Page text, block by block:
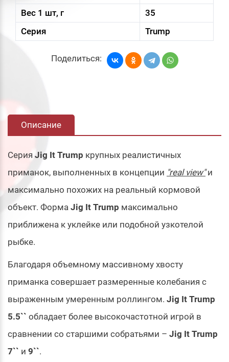
Вес 1 шт, г
35
Серия
Trump
Поделиться:
Описание
Серия Jig It Trump крупных реалистичных
приманок, выполненных в концепции "real view" и
максимально похожих на реальный кормовой
объект. Форма Jig It Trump максимально
приближена к уклейке или подобной узкотелой
рыбке.
Благодаря объемному массивному хвосту
приманка совершает размеренные колебания с
выраженным умеренным роллингом. Jig It Trump
5.5`` обладает более высокочастотной игрой в
сравнении со старшими собратьями – Jig It Trump
7`` и 9``.